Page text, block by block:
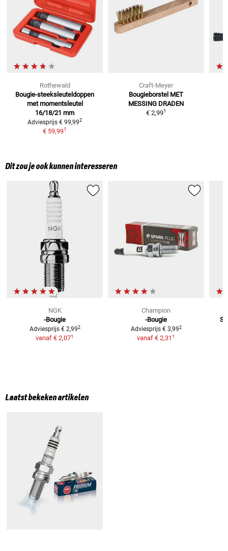
Rothewald
Bougie-steeksleuteldoppen
met momentsleutel
16/18/21 mm
Adviesprijs € 99,992
€ 59,991
Craft-Meyer
Bougieborstel MET
MESSING DRADEN
€ 2,991
Dit zou je ook kunnen interesseren
NGK
-Bougie
Adviesprijs € 2,992
vanaf € 2,071
Champion
-Bougie
Adviesprijs € 3,992
vanaf € 2,311
Laatst bekeken artikelen